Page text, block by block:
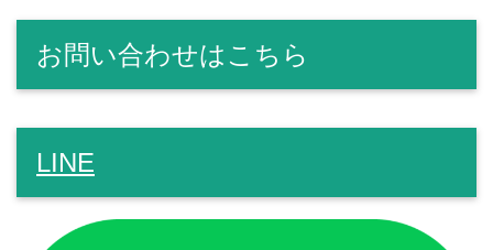
お問い合わせはこちら
LINE